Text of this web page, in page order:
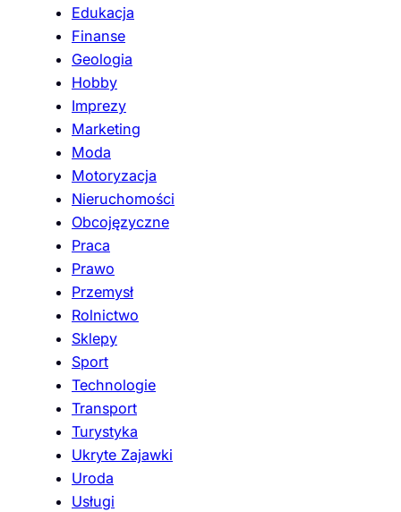
Edukacja
Finanse
Geologia
Hobby
Imprezy
Marketing
Moda
Motoryzacja
Nieruchomości
Obcojęzyczne
Praca
Prawo
Przemysł
Rolnictwo
Sklepy
Sport
Technologie
Transport
Turystyka
Ukryte Zajawki
Uroda
Usługi